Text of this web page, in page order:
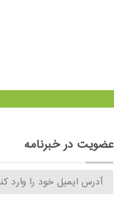
عضویت در خبرنامه